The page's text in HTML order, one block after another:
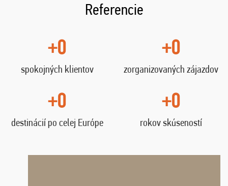
Referencie
+0
spokojných klientov
+0
zorganizovaných zájazdov
+0
destinácií po celej Európe
+0
rokov skúseností